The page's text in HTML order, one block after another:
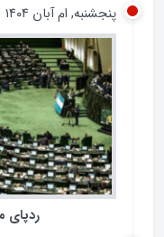
وام ازدواج به بیش از 80درصد متقاضیان پرداخت شده است
پنجشنبه, ام آبان ۱۴۰۴